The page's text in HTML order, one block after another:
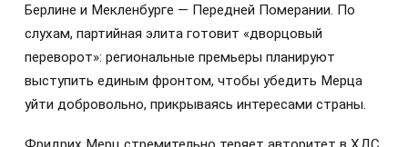
Берлине и Мекленбурге — Передней Померании. По
слухам, партийная элита готовит «дворцовый
переворот»: региональные премьеры планируют
выступить единым фронтом, чтобы убедить Мерца
уйти добровольно, прикрываясь интересами страны.